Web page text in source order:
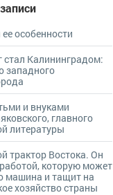
особенности
стал Калининградом:
западного
и внуками
главного
литературы
трактор Востока. Он
которую может
машина и тащит на
хозяйство страны